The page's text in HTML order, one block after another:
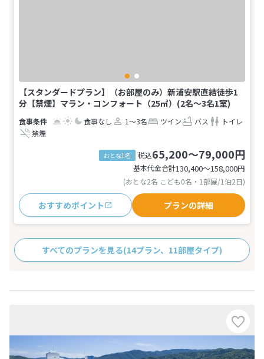
【スタンダードプラン】（お部屋のみ）新浦安駅直結徒歩1
分【禁煙】マラン・コンフォート（25㎡）(2名～3名1室)
食事なし 1～3名 ツイン バス
トイレ
禁煙
おとな1名 税込65,200～79,000円
基本代金合計130,400〜158,000円
(おとな2名 こども0名・1部屋/1泊2日)
おすすめポイント プランの詳細
すべてのプランを見る(14プラン、11部屋タイプ)